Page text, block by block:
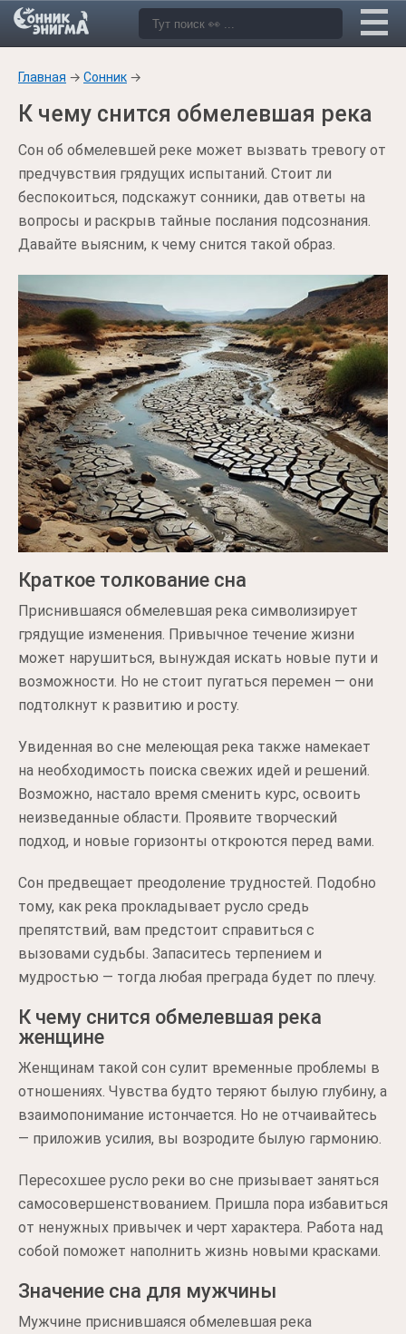
Главная → Сонник →
К чему снится обмелевшая река
Сон об обмелевшей реке может вызвать тревогу от
предчувствия грядущих испытаний. Стоит ли
беспокоиться, подскажут сонники, дав ответы на
вопросы и раскрыв тайные послания подсознания.
Давайте выясним, к чему снится такой образ.
Краткое толкование сна
Приснившаяся обмелевшая река символизирует
грядущие изменения. Привычное течение жизни
может нарушиться, вынуждая искать новые пути и
возможности. Но не стоит пугаться перемен — они
подтолкнут к развитию и росту.
Увиденная во сне мелеющая река также намекает
на необходимость поиска свежих идей и решений.
Возможно, настало время сменить курс, освоить
неизведанные области. Проявите творческий
подход, и новые горизонты откроются перед вами.
Сон предвещает преодоление трудностей. Подобно
тому, как река прокладывает русло средь
препятствий, вам предстоит справиться с
вызовами судьбы. Запаситесь терпением и
мудростью — тогда любая преграда будет по плечу.
К чему снится обмелевшая река
женщине
Женщинам такой сон сулит временные проблемы в
отношениях. Чувства будто теряют былую глубину, а
взаимопонимание истончается. Но не отчаивайтесь
— приложив усилия, вы возродите былую гармонию.
Пересохшее русло реки во сне призывает заняться
самосовершенствованием. Пришла пора избавиться
от ненужных привычек и черт характера. Работа над
собой поможет наполнить жизнь новыми красками.
Значение сна для мужчины
Мужчине приснившаяся обмелевшая река